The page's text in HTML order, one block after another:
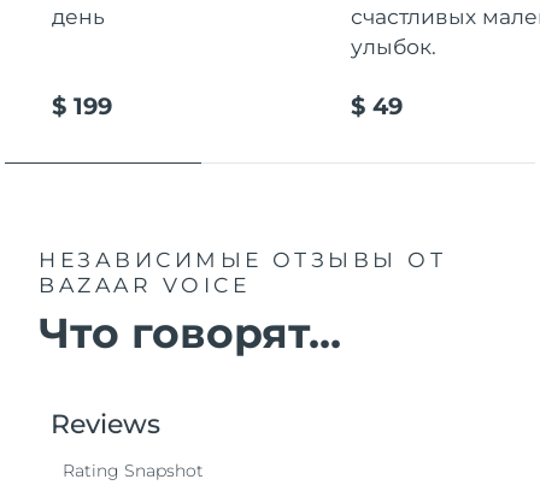
день
$ 199
счастливых
улыбок.
$ 49
НЕЗАВИСИМЫЕ ОТЗЫВЫ
ОТ
BAZAAR VOICE
Что говорят...